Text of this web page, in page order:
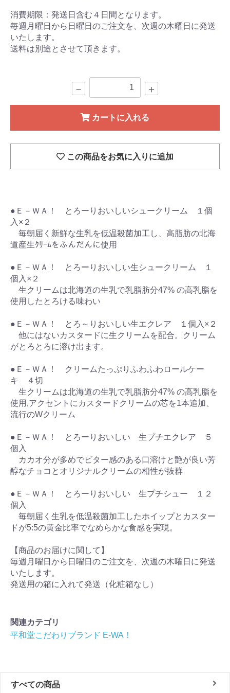
消費期限：発送日含む４日間となります。
毎週月曜日から日曜日のご注文を、次週の木曜日に発送
いたします。
送料は別途とさせて頂きます。
－ ＋
カートに入れる
この商品をお気に入りに追加
●Ｅ－ＷＡ！ とろーりおいしいシュークリーム １個
入×２
毎朝届く新鮮な生乳を低温殺菌加工し、高脂肪の北海
道産生ｸﾘｰﾑをふんだんに使用
●Ｅ－ＷＡ！ とろーりおいしい生シュークリーム １
個入×２
生クリームは北海道の生乳で乳脂肪分47% の高乳脂を
使用したとろける味わい
●Ｅ－ＷＡ！ とろ～りおいしい生エクレア １個入×２
他にはないカスタードに生クリームを配合。クリーム
がとろとろに溶け出ます。
●Ｅ－ＷＡ！ クリームたっぷりふわふわロールケー
キ ４切
生クリームは北海道の生乳で乳脂肪分47% の高乳脂を
使用,アクセントにカスタードクリームの芯を1本追加、
流行のWクリーム
●Ｅ－ＷＡ！ とろーりおいしい 生プチエクレア ５
個入
カカオ分が多めでビター感のある口溶けと艶が良い芳
醇なチョコとオリジナルクリームの相性が抜群
●Ｅ－ＷＡ！ とろーりおいしい 生プチシュー １２
個入
毎朝届く生乳を低温殺菌加工したホイップとカスター
ドが5:5の黄金比率でなめらかな食感を実現。
【商品のお届けに関して】
毎週月曜日から日曜日のご注文を、次週の木曜日に発送
いたします。
発送用の箱に入れて発送（化粧箱なし）
関連カテゴリ
平和堂こだわりブランド E-WA！
すべての商品